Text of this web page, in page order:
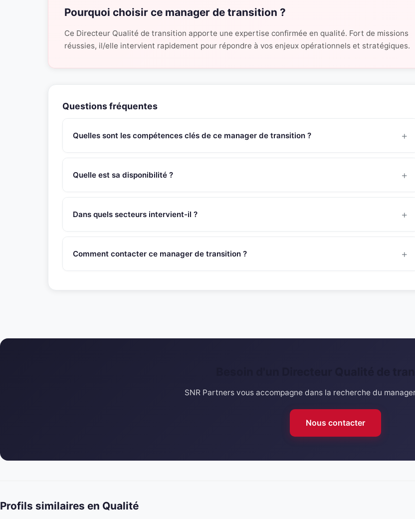
Pourquoi choisir ce manager de transition ?
Ce Directeur Qualité de transition apporte une expertise confirmée en qualité. Fort de missions
réussies, il/elle intervient rapidement pour répondre à vos enjeux opérationnels et stratégiques.
Questions fréquentes
Quelles sont les compétences clés de ce manager de transition ?
référentiels: BPPV, BPF ou GMP, BPDG, gestion des opérations Pharmacies au regard du respect du code
Quelle est sa disponibilité ?
SNR Partners vérifie la disponibilité de chaque manager avant de vous le présenter.
Dans quels secteurs intervient-il ?
egalement des contextes de transformation, restructuration et croissance dans des environnements
Comment contacter ce manager de transition ?
SNR Partners vous accompagne dans la recherche du
Nous contacter
Profils similaires en Qualité